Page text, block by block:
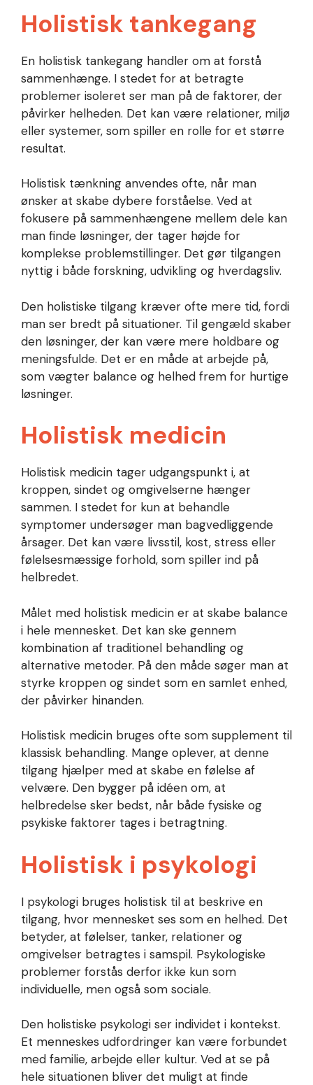
Holistisk tankegang
En holistisk tankegang handler om at forstå
sammenhænge. I stedet for at betragte
problemer isoleret ser man på de faktorer, der
påvirker helheden. Det kan være relationer, miljø
eller systemer, som spiller en rolle for et større
resultat.
Holistisk tænkning anvendes ofte, når man
ønsker at skabe dybere forståelse. Ved at
fokusere på sammenhængene mellem dele kan
man finde løsninger, der tager højde for
komplekse problemstillinger. Det gør tilgangen
nyttig i både forskning, udvikling og hverdagsliv.
Den holistiske tilgang kræver ofte mere tid, fordi
man ser bredt på situationer. Til gengæld skaber
den løsninger, der kan være mere holdbare og
meningsfulde. Det er en måde at arbejde på,
som vægter balance og helhed frem for hurtige
løsninger.
Holistisk medicin
Holistisk medicin tager udgangspunkt i, at
kroppen, sindet og omgivelserne hænger
sammen. I stedet for kun at behandle
symptomer undersøger man bagvedliggende
årsager. Det kan være livsstil, kost, stress eller
følelsesmæssige forhold, som spiller ind på
helbredet.
Målet med holistisk medicin er at skabe balance
i hele mennesket. Det kan ske gennem
kombination af traditionel behandling og
alternative metoder. På den måde søger man at
styrke kroppen og sindet som en samlet enhed,
der påvirker hinanden.
Holistisk medicin bruges ofte som supplement til
klassisk behandling. Mange oplever, at denne
tilgang hjælper med at skabe en følelse af
velvære. Den bygger på idéen om, at
helbredelse sker bedst, når både fysiske og
psykiske faktorer tages i betragtning.
Holistisk i psykologi
I psykologi bruges holistisk til at beskrive en
tilgang, hvor mennesket ses som en helhed. Det
betyder, at følelser, tanker, relationer og
omgivelser betragtes i samspil. Psykologiske
problemer forstås derfor ikke kun som
individuelle, men også som sociale.
Den holistiske psykologi ser individet i kontekst.
Et menneskes udfordringer kan være forbundet
med familie, arbejde eller kultur. Ved at se på
hele situationen bliver det muligt at finde